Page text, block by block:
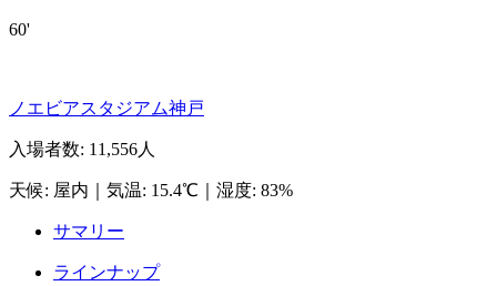
60'
ノエビアスタジアム神戸
入場者数: 11,556人
天候: 屋内 気温: 15.4℃ 湿度: 83%
サマリー
ラインナップ